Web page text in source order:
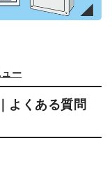
ー
よくある質問